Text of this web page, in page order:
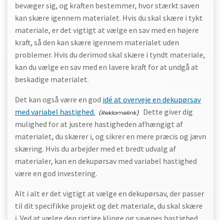
bevæger sig, og kraften bestemmer, hvor stærkt saven
kan skære igennem materialet. Hvis du skal skære i tykt
materiale, er det vigtigt at vælge en sav med en højere
kraft, så den kan skære igennem materialet uden
problemer. Hvis du derimod skal skære i tyndt materiale,
kan du vælge en sav med en lavere kraft for at undgå at
beskadige materialet.
Det kan også være en god idé at overveje en dekupørsav
med variabel hastighed.
Dette giver dig
mulighed for at justere hastigheden afhængigt af
materialet, du skærer i, og sikrer en mere præcis og jævn
skæring. Hvis du arbejder med et bredt udvalg af
materialer, kan en dekupørsav med variabel hastighed
være en god investering.
Alt i alt er det vigtigt at vælge en dekupørsav, der passer
til dit specifikke projekt og det materiale, du skal skære
i. Ved at vælge den rigtige klinge og savenes hastighed